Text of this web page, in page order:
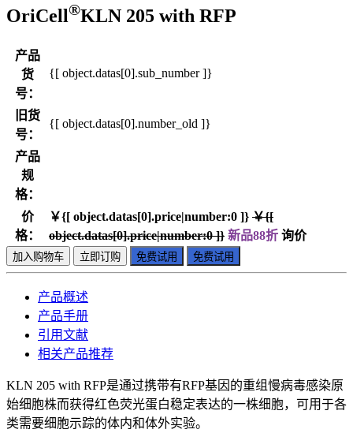
OriCell®KLN 205 with RFP
产品
货
号：
{[ object.datas[0].sub_number ]}
旧货
号：
{[ object.datas[0].number_old ]}
产品
规
格：
价
格：
￥{[ object.datas[0].price|number:0 ]} ￥{[
object.datas[0].price|number:0 ]} 新品88折 询价
加入购物车 立即订购 免费试用 免费试用
产品概述
产品手册
引用文献
相关产品推荐
KLN 205 with RFP是通过携带有RFP基因的重组慢病毒感染原
始细胞株而获得红色荧光蛋白稳定表达的一株细胞，可用于各
类需要细胞示踪的体内和体外实验。